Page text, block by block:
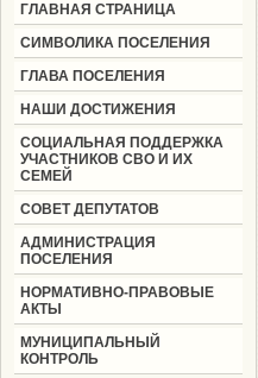
ГЛАВНАЯ СТРАНИЦА
СИМВОЛИКА ПОСЕЛЕНИЯ
ГЛАВА ПОСЕЛЕНИЯ
НАШИ ДОСТИЖЕНИЯ
СОЦИАЛЬНАЯ ПОДДЕРЖКА
УЧАСТНИКОВ СВО И ИХ
СЕМЕЙ
СОВЕТ ДЕПУТАТОВ
АДМИНИСТРАЦИЯ
ПОСЕЛЕНИЯ
НОРМАТИВНО-ПРАВОВЫЕ
АКТЫ
МУНИЦИПАЛЬНЫЙ
КОНТРОЛЬ